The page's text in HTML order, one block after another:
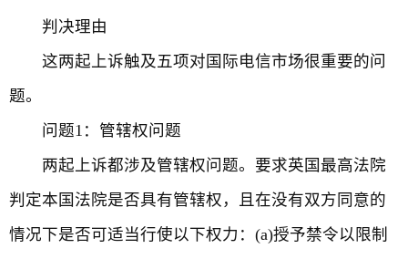
判决理由
这两起上诉触及五项对国际电信市场很重要的问
题。
问题1：管辖权问题
两起上诉都涉及管辖权问题。要求英国最高法院
判定本国法院是否具有管辖权，且在没有双方同意的
情况下是否可适当行使以下权力：(a)授予禁令以限制